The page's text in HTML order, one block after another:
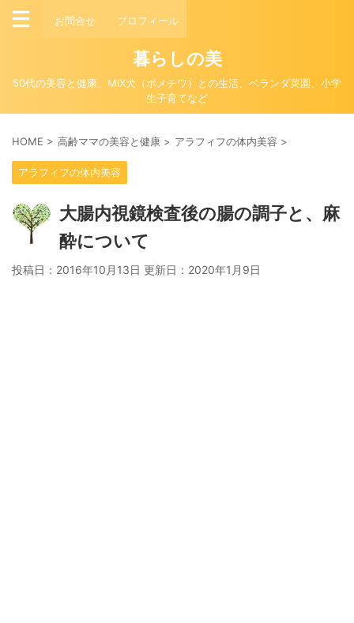
お問合せ プロフィール
暮らしの美
50代の美容と健康、MIX犬（ポメチワ）との生活、ベランダ菜園、小学
生子育てなど
HOME > 高齢ママの美容と健康 > アラフィフの体内美容 >
アラフィフの体内美容
大腸内視鏡検査後の腸の調子と、麻
酔について
投稿日：2016年10月13日 更新日： 2020年1月9日